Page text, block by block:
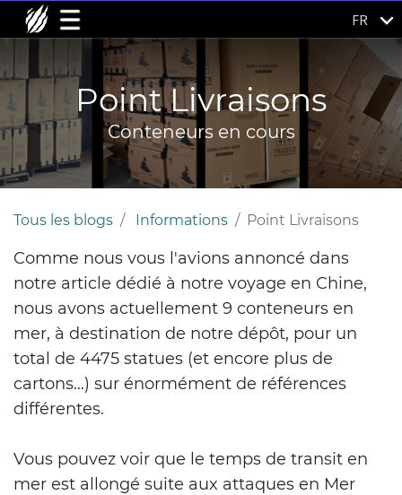
FR
Point Livraisons
Conteneurs en cours
Tous les blogs Informations Point Livraisons
Comme nous vous l'avions annoncé dans
notre article dédié à notre voyage en Chine,
nous avons actuellement 9 conteneurs en
mer, à destination de notre dépôt, pour un
total de 4475 statues (et encore plus de
cartons...) sur énormément de références
différentes.
Vous pouvez voir que le temps de transit en
mer est allongé suite aux attaques en Mer